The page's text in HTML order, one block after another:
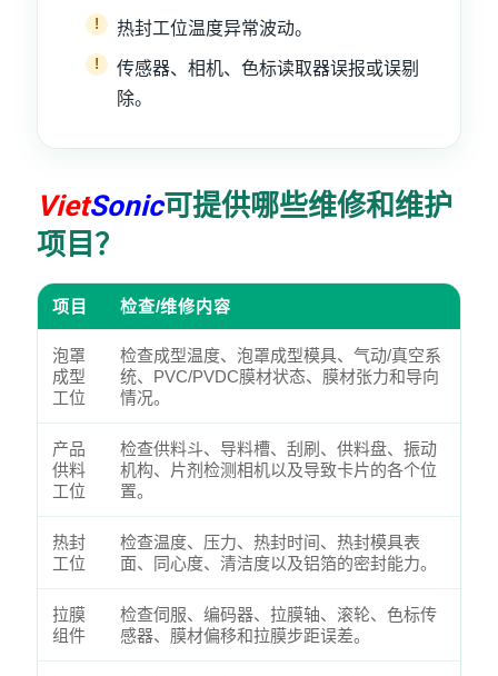
热封工位温度异常波动。
传感器、相机、色标读取器误报或误剔
除。
VietSonic可提供哪些维修和维护
项目？
项目 检查/维修内容
泡罩
成型
工位
检查成型温度、泡罩成型模具、气动/真空系
统、PVC/PVDC膜材状态、膜材张力和导向
情况。
产品
供料
工位
检查供料斗、导料槽、刮刷、供料盘、振动
机构、片剂检测相机以及导致卡片的各个位
置。
热封
工位
检查温度、压力、热封时间、热封模具表
面、同心度、清洁度以及铝箔的密封能力。
拉膜
组件
检查伺服、编码器、拉膜轴、滚轮、色标传
感器、膜材偏移和拉膜步距误差。